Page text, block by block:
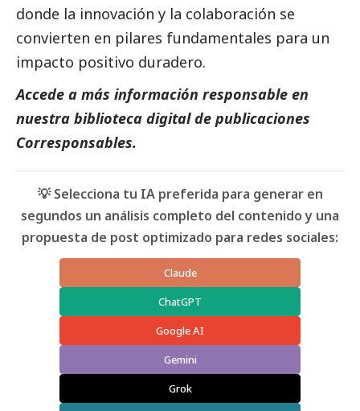
donde la innovación y la colaboración se
convierten en pilares fundamentales para un
impacto positivo duradero.
Accede a más información responsable en
nuestra biblioteca digital de publicaciones
Corresponsables.
💡 Selecciona tu IA preferida para generar en
segundos un análisis completo del contenido y una
propuesta de post optimizado para redes sociales:
Claude
ChatGPT
Google AI
Gemini
Grok